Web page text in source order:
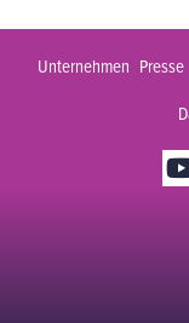
Unternehmen Presse